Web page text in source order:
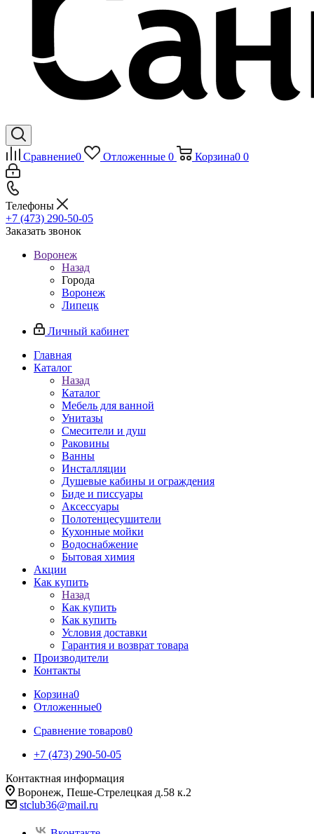
Сравнение0 Отложенные 0 Корзина0 0
Телефоны
+7 (473) 290-50-05
Заказать звонок
Воронеж
Назад
Города
Воронеж
Липецк
Личный кабинет
Главная
Каталог
Назад
Каталог
Мебель для ванной
Унитазы
Смесители и душ
Раковины
Ванны
Инсталляции
Душевые кабины и ограждения
Биде и писсуары
Аксессуары
Полотенцесушители
Кухонные мойки
Водоснабжение
Бытовая химия
Акции
Как купить
Назад
Как купить
Как купить
Условия доставки
Гарантия и возврат товара
Производители
Контакты
Корзина0
Отложенные0
Сравнение товаров0
+7 (473) 290-50-05
Контактная информация
Воронеж, Пеше-Стрелецкая д.58 к.2
stclub36@mail.ru